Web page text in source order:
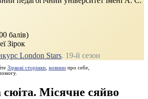
балів)
Зірок
London Stars. 19‑й сезон
Зіркові сторінки новини про себе,
Місячне сяйво